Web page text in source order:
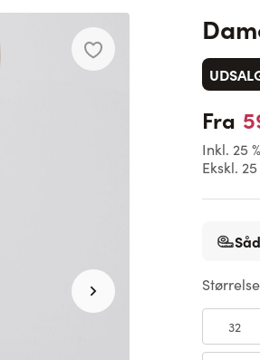
Fra
Inkl. 25
Ekskl.
Størrelse
32